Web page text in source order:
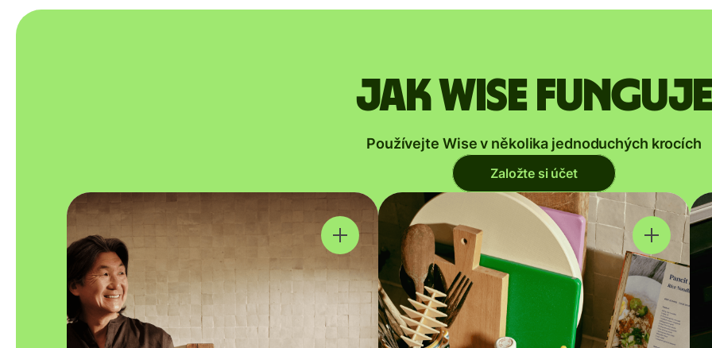
Jak Wise funguje
Používejte Wise v několika jednoduchých krocích
Založte si účet